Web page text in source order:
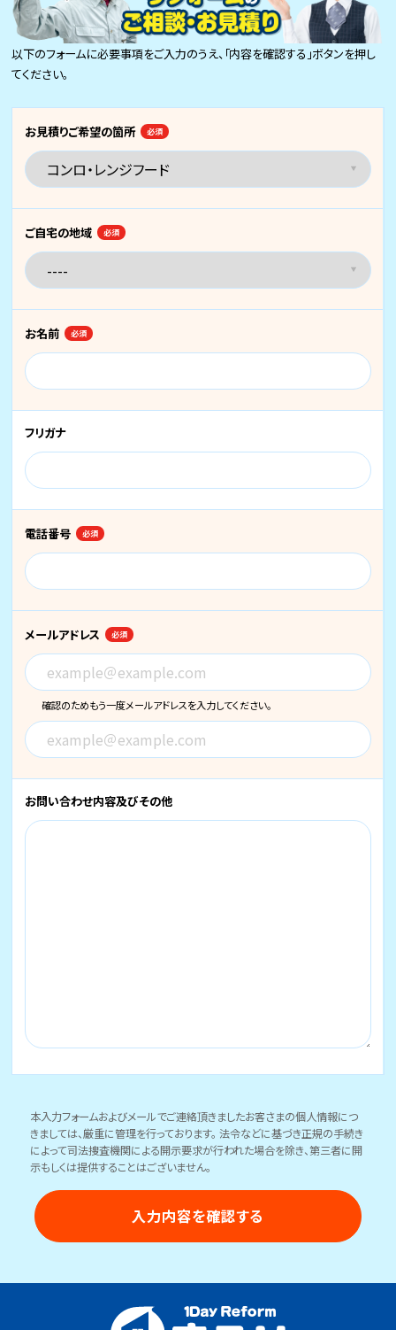
以下のフォームに必要事項をご入力のうえ、「内容を確認する」ボタンを押し
てください。
お見積りご希望の箇所 必須
ご自宅の地域 必須
お名前 必須
フリガナ
電話番号 必須
メールアドレス 必須
確認のためもう一度メールアドレスを入力してください。
お問い合わせ内容及びその他
本入力フォームおよびメールでご連絡頂きましたお客さまの個人情報につ
きましては、厳重に管理を行っております。 法令などに基づき正規の手続き
によって司法捜査機関による開示要求が行われた場合を除き、第三者に開
示もしくは提供することはございません。